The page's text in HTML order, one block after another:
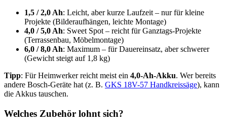
1,5 / 2,0 Ah: Leicht, aber kurze Laufzeit – nur für kleine
Projekte (Bilderaufhängen, leichte Montage)
4,0 / 5,0 Ah: Sweet Spot – reicht für Ganztags-Projekte
(Terrassenbau, Möbelmontage)
6,0 / 8,0 Ah: Maximum – für Dauereinsatz, aber schwerer
(Gewicht steigt auf 1,8 kg)
Tipp: Für Heimwerker reicht meist ein 4,0-Ah-Akku. Wer bereits
andere Bosch-Geräte hat (z. B. GKS 18V-57 Handkreissäge), kann
die Akkus tauschen.
Welches Zubehör lohnt sich?